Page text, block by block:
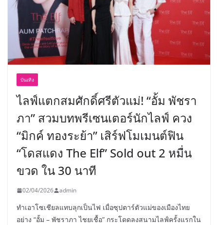
บันเทิง
ไลฟ์แตกสมศักดิ์ศรีตัวแม่! “อั้ม พัชรา
ภา” สวมบทพรีเซนเตอร์นักไลฟ์ ควง
“มิกค์ ทองระย้า” เสิร์ฟโมเมนต์ฟิน
“โดสแดง The Elf” Sold out 2 หมื่น
ขวด ใน 30 นาที
02/04/2026 admin
ทำเอาโซเชียลแทบลุกเป็นไฟ เมื่อซุปตาร์ตัวแม่ของเมืองไทย
อย่าง “อั้ม – พัชราภา ไชยเชื้อ” กระโดดลงสนามไลฟ์ครั้งแรกใน